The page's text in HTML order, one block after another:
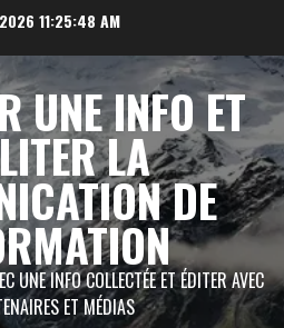
11:25:48 AM
UNE INFO ET
LA
DE
UNE INFO COLLECTÉE ET ÉDITER AVEC
ET MÉDIAS